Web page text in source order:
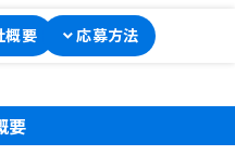
概要 応募方法
要